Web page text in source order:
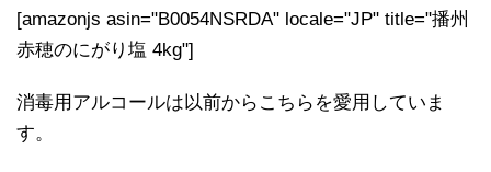
[amazonjs asin="B0054NSRDA" locale="JP" title="播州
赤穂のにがり塩 4kg"]
消毒用アルコールは以前からこちらを愛用していま
す。